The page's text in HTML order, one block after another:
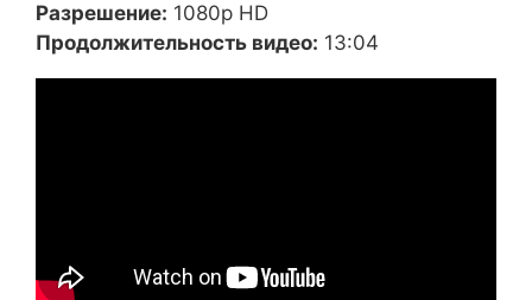
Разрешение: 1080p HD
Продолжительность видео: 13:04